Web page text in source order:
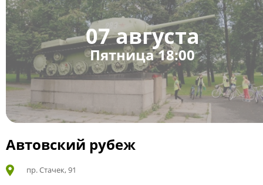
07 августа
Пятница 18:00
Автовский рубеж
пр. Стачек, 91